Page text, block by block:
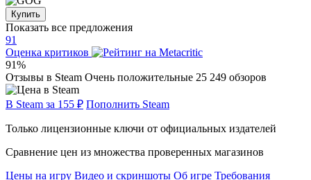
Купить
Показать все предложения
91
Оценка критиков
91%
Отзывы в Steam Очень положительные 25 249 обзоров
В Steam за 155 ₽ Пополнить Steam
Только лицензионные ключи от официальных издателей
Сравнение цен из множества проверенных магазинов
Цены на игру Видео и скриншоты Об игре Требования